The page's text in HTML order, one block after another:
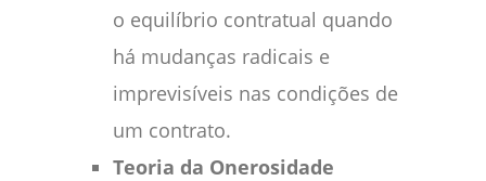
o equilíbrio contratual quando
há mudanças radicais e
imprevisíveis nas condições de
um contrato.
Teoria da Onerosidade